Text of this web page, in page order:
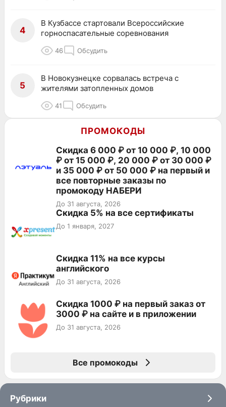
4
В Кузбассе стартовали Всероссийские
горноспасательные соревнования
46 Обсудить
5
В Новокузнецке сорвалась встреча с
жителями затопленных домов
41 Обсудить
ПРОМОКОДЫ
Скидка 6 000 ₽ от 10 000 ₽, 10 000
₽ от 15 000 ₽, 20 000 ₽ от 30 000 ₽
и 35 000 ₽ от 50 000 ₽ на первый и
все повторные заказы по
промокоду НАБЕРИ
До 31 августа, 2026
Скидка 5% на все сертификаты
До 1 января, 2027
Скидка 11% на все курсы
английского
До 31 августа, 2026
Скидка 1000 ₽ на первый заказ от
3000 ₽ на сайте и в приложении
До 31 августа, 2026
Все промокоды
Рубрики